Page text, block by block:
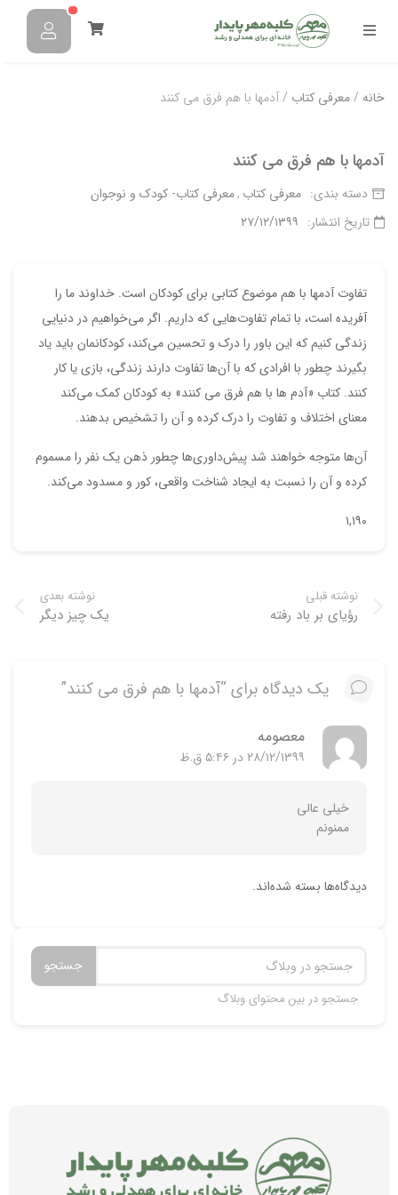
خانه /معرفی کتاب / آدمها با هم فرق می کنند
آدمها با هم فرق می کنند
دسته بندی: معرفی کتاب معرفی کتاب- کودک و نوجوان
تاریخ انتشار: ۲۷/۱۲/۱۳۹۹
تفاوت آدمها با هم موضوع کتابی برای کودکان است. خداوند ما را
آفریده است، با تمام تفاوت‌هایی که داریم. اگر می‌خواهیم در دنیایی
زندگی کنیم که این باور را درک و تحسین می‌کند، کودکانمان باید یاد
بگیرند چطور با افرادی که با آن‌ها تفاوت دارند زندگی، بازی یا کار
کنند. کتاب «آدم ها با هم فرق می کنند» به کودکان کمک می‌کند
معنای اختلاف و تفاوت را درک کرده و آن را تشخیص بدهند.
آن‌ها متوجه خواهند شد پیش‌داوری‌ها چطور ذهن یک نفر را مسموم
کرده و آن را نسبت به ایجاد شناخت واقعی، کور و مسدود می‌کند.
۱,۱۹۰
نوشته قبلی
رؤیای بر باد رفته
نوشته بعدی
یک چیز دیگر
یک دیدگاه برای “آدمها با هم فرق می کنند”
معصومه
۲۸/۱۲/۱۳۹۹ در ۵:۴۶ ق.ظ
خیلی عالی
ممنونم
دیدگاه‌ها بسته شده‌اند.
جستجو
جستجو در بین محتوای وبلاگ